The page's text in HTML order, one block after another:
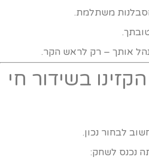
משתלמת.
אותך – רק לראש הקר.
בשידור חי
לבחור נכון.
נכנס לשחק: